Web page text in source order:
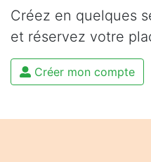
Créez en quelques
et réservez votre
Créer mon compte